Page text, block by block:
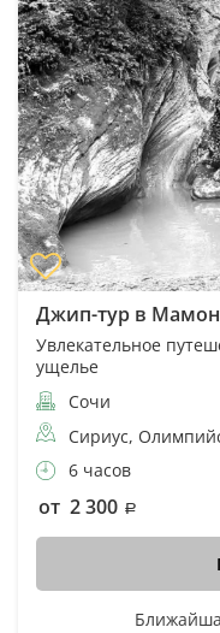
Джип-тур в
Увлекательное
ущелье
Сочи
Сириус,
6 часов
от 2 300